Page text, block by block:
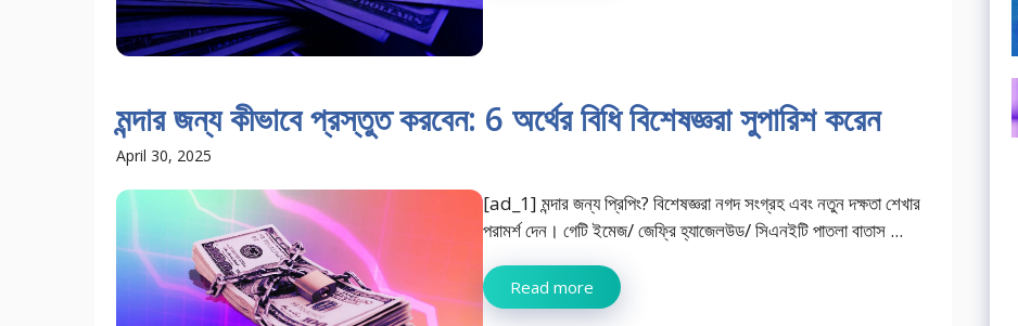
মন্দার জন্য কীভাবে প্রস্তুত করবেন: 6 অর্থের বিধি বিশেষজ্ঞরা সুপারিশ করেন
April 30, 2025
[ad_1] মন্দার জন্য প্রিপিং? বিশেষজ্ঞরা নগদ সংগ্রহ এবং নতুন দক্ষতা শেখার
পরামর্শ দেন। গেটি ইমেজ/ জেফ্রি হ্যাজেলউড/ সিএনইটি পাতলা বাতাস ...
Read more